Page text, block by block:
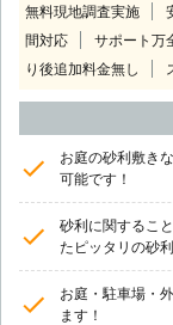
無料現地調査実施
間対応
サポート万
り後追加料金無し
お庭の砂利敷き
可能です！
砂利に関するこ
たピッタリの砂
お庭・駐車場・
ます！